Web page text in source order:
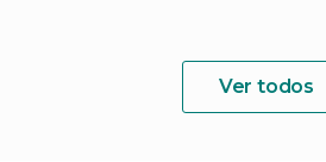
Ver todos